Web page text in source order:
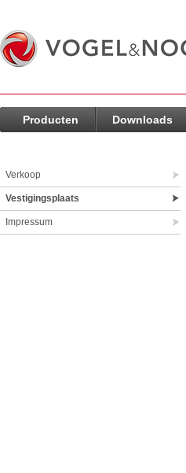
Producten Downloads
Verkoop
Vestigingsplaats
Impressum